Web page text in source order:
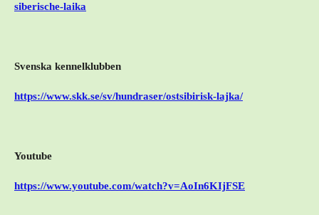
siberische-laika
Svenska kennelklubben
https://www.skk.se/sv/hundraser/ostsibirisk-lajka/
Youtube
https://www.youtube.com/watch?v=AoIn6KIjFSE